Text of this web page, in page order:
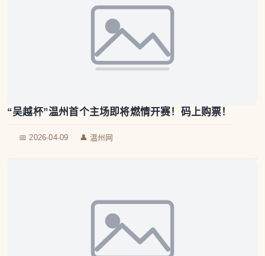
“吴越杯”温州首个主场即将燃情开赛！码上购票！
📅 2026-04-09 👤 温州网